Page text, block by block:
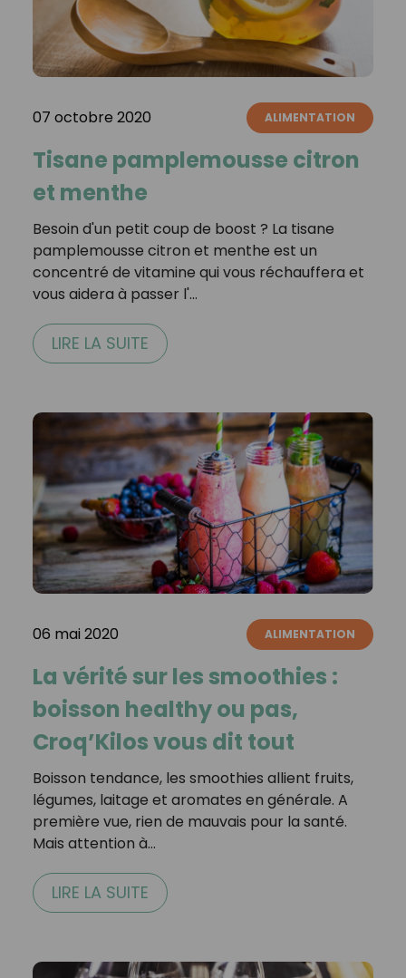
07 octobre 2020 ALIMENTATION
Tisane pamplemousse citron
et menthe
Besoin d'un petit coup de boost ? La tisane
pamplemousse citron et menthe est un
concentré de vitamine qui vous réchauffera et
vous aidera à passer l'…
LIRE LA SUITE
06 mai 2020 ALIMENTATION
La vérité sur les smoothies :
boisson healthy ou pas,
Croq’Kilos vous dit tout
Boisson tendance, les smoothies allient fruits,
légumes, laitage et aromates en générale. A
première vue, rien de mauvais pour la santé.
Mais attention à…
LIRE LA SUITE